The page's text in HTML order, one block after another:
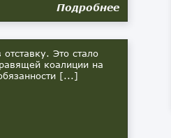
Подробнее
Это стало
коалиции на
[...]